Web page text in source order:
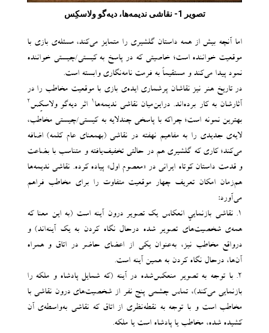
تصویر 1- نقاشی ندیمه‌ها، دیه‌گو ولاسکِس
اما آنچه بیش از همه داستان گلشیری را متمایز می‌کند، مسئله‌ی بازی با
موقعیت خواننده است؛ خاصیتی که در پاسخ به کیستی/چیستی خواننده
نمود پیدا می‌کند و مستقیماً به فرمت نامه‌نگاری وابسته است.
در تاریخ هنر نیز نقاشان پرشماری ایده‌ی بازی با موقعیت مخاطب را در
آثارشان به کار برده‌اند. دراین‌میان نقاشی ندیمه‌ها1 اثر دیه‌گو ولاسکِس2
بهترین نمونه‌ است؛ چراکه با پاسخی چندلایه به کیستی/چیستی مخاطب،
لایه‌ی جدیدی را به مفاهیم نهفته در نقاشی (بهمعنای عام کلمه) اضافه
می‌کند؛ کاری که گلشیری هم در حالتی تخفیف‌یافته و متناسب با بضاعت
و قدمت داستان کوتاه ایرانی در «معصوم اول» پیاده کرده. نقاشی ندیمه‌ها
هم‌زمان امکان تعریف چهار موقعیت متفاوت را برای مخاطب فراهم
می‌آورد:
۱. نقاشی بازنماییِ انعکاس یک تصویر درون آینه است (به این معنا که
همه‌ی شخصیت‌های تصویر شده درحال نگاه کردن به یک آینه‌اند) و
درواقع مخاطب نیز، به‌عنوان یکی از اعضای حاضر در اتاق و همراه
آن‌ها، درحال نگاه کردن به همین آینه است.
۲. با توجه به تصویر منعکس‌شده در آینه (که شمایل پادشاه و ملکه را
بازنمایی می‌کند)، تماس ‌چشمی پنج نفر از شخصیت‌های درون نقاشی با
مخاطب است و با توجه به نقطه‌‌نظری از اتاق که نقاشی به‌واسطه‌ی آن
کشیده شده، مخاطب یا پادشاه است یا ملکه.